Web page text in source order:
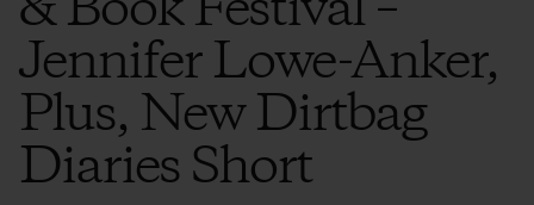
Jennifer Lowe-Anker,
Plus, New Dirtbag
Diaries Short